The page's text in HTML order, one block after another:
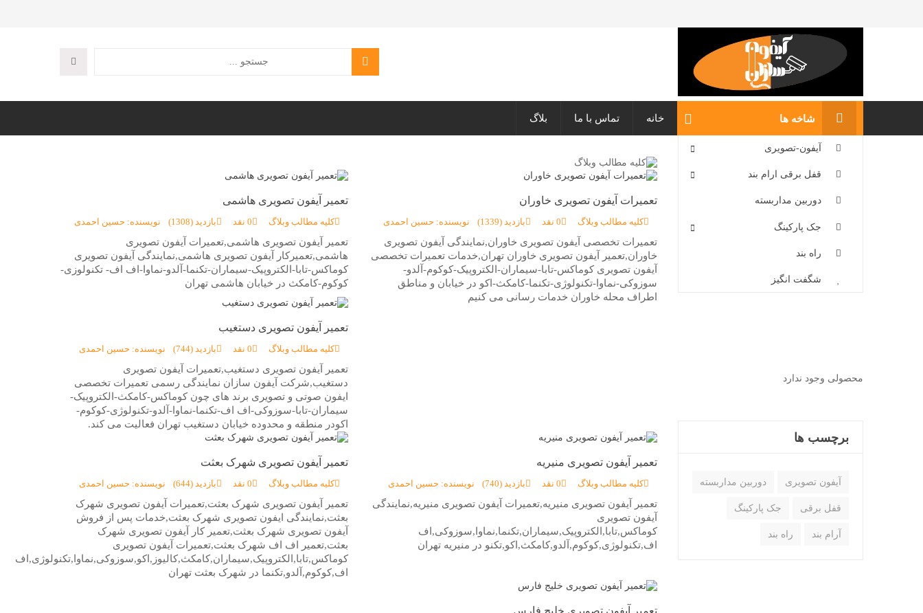
شاخه ها خانه تماس با ما بلاگ
آیفون-تصویری
قفل برقی ارام بند
دوربین مداربسته
جک پارکینگ
راه بند
شگفت انگیز
محصولی وجود ندارد
برچسب ها
آیفون تصویری دوربین مداربسته
قفل برقی جک پارکینگ
آرام بند راه بند
تعمیرات آیفون تصویری خاوران
کلیه مطالب وبلاگ 0 نقد بازدید (1339) نویسنده: حسین احمدی
تعمیرات تخصصی آیفون تصویری خاوران,نمایندگی آیفون تصویری
خاوران,تعمیر آیفون تصویری خاوران تهران,خدمات تعمیرات تخصصی
آیفون تصویری کوماکس-تابا-سیماران-الکتروپیک-کوکوم-آلدو-
سوزوکی-نماوا-تکنولوژی-تکنما-کامکث-اکو در خیابان و مناطق
اطراف محله خاوران خدمات رسانی می کنیم
تعمیر آیفون تصویری هاشمی
کلیه مطالب وبلاگ 0 نقد بازدید (1308) نویسنده: حسین احمدی
تعمیر آیفون تصویری هاشمی,تعمیرات آیفون تصویری
هاشمی,تعمیرکار آیفون تصویری هاشمی,نمایندگی آیفون تصویری
کوماکس-تابا-الکتروپیک-سیماران-تکنما-آلدو-نماوا-اف اف- تکنولوزی-
کوکوم-کامکث در خیابان هاشمی تهران
تعمیر آیفون تصویری دستغیب
کلیه مطالب وبلاگ 0 نقد بازدید (744) نویسنده: حسین احمدی
تعمیر آیفون تصویری دستغیب,تعمیرات آیفون تصویری
دستغیب,شرکت آیفون سازان نمایندگی رسمی تعمیرات تخصصی
ایفون صوتی و تصویری برند های چون کوماکس-کامکث-الکتروپیک-
سیماران-تابا-سوزوکی-اف اف-تکنما-نماوا-آلدو-تکنولوژی-کوکوم-
اکودر منطقه و محدوده خیابان دستغیب تهران فعالیت می کند.
تعمیر آیفون تصویری منیریه
کلیه مطالب وبلاگ 0 نقد بازدید (740) نویسنده: حسین احمدی
تعمیر آیفون تصویری منیریه,تعمیرات آیفون تصویری منیریه,نمایندگی
آیفون تصویری
کوماکس,تابا,الکتروپیک,سیماران,تکنما,نماوا,سوزوکی,اف
اف,تکنولوژی,کوکوم,آلدو,کامکث,اکو,تکنو در منیریه تهران
تعمیر آیفون تصویری شهرک بعثت
کلیه مطالب وبلاگ 0 نقد بازدید (644) نویسنده: حسین احمدی
تعمیر آیفون تصویری شهرک بعثت,تعمیرات آیفون تصویری شهرک
بعثت,نمایندگی ایفون تصویری شهرک بعثت,خدمات پس از فروش
آیفون تصویری شهرک بعثت,تعمیر کار آیفون تصویری شهرک
بعثت,تعمیر اف اف شهرک بعثت,تعمیرات آیفون تصویری
کوماکس,تابا,الکتروپیک,سیماران,کامکث,کالیوز,اکو,سوزوکی,نماوا,تکنولوژی,اف
اف,کوکوم,آلدو,تکنما در شهرک بعثت تهران
تعمیر آیفون تصویری خلیج فارس